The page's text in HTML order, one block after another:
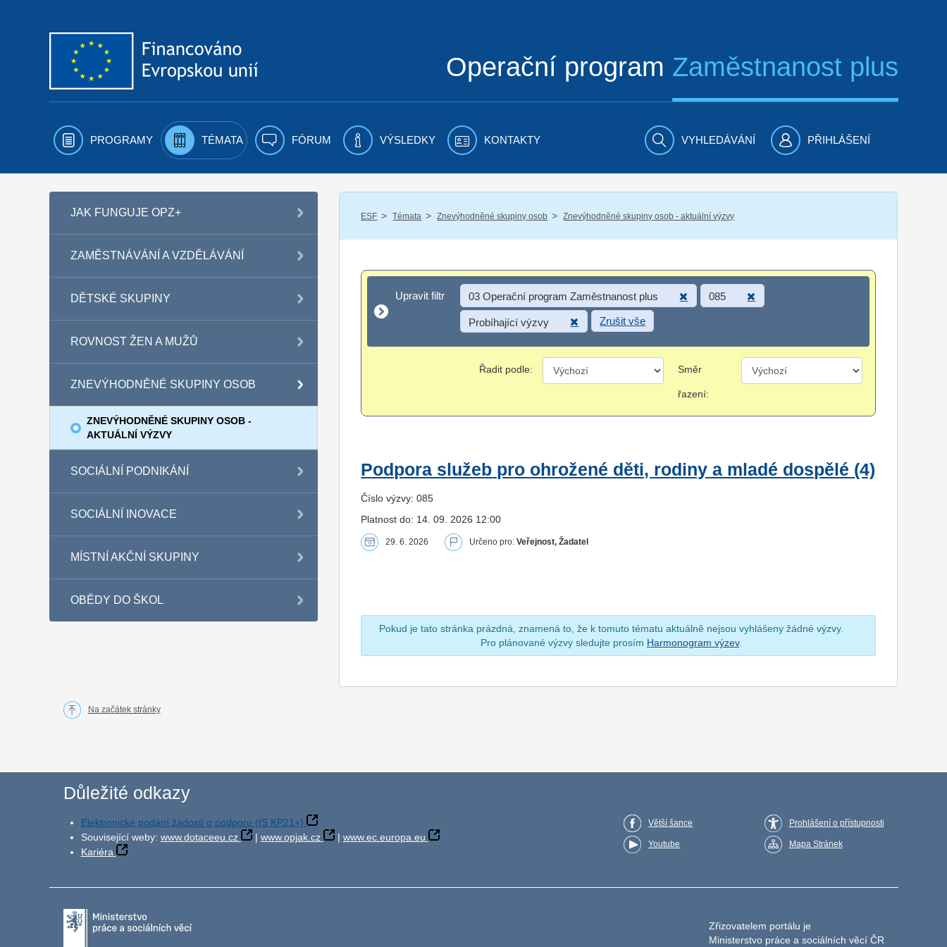
Operační program Zaměstnanost plus
PROGRAMY TÉMATA FÓRUM VÝSLEDKY KONTAKTY VYHLEDÁVÁNÍ PŘIHLÁŠENÍ
JAK FUNGUJE OPZ+
ZAMĚSTNÁVÁNÍ A VZDĚLÁVÁNÍ
DĚTSKÉ SKUPINY
ROVNOST ŽEN A MUŽŮ
ZNEVÝHODNĚNÉ SKUPINY OSOB
ZNEVÝHODNĚNÉ SKUPINY OSOB -
AKTUÁLNÍ VÝZVY
SOCIÁLNÍ PODNIKÁNÍ
SOCIÁLNÍ INOVACE
MÍSTNÍ AKČNÍ SKUPINY
OBĚDY DO ŠKOL
ESF / Témata / Znevýhodněné skupiny osob / Znevýhodněné skupiny osob - aktuální výzvy
Upravit filtr
Upravit filtr 03 Operační program Zaměstnanost plus 085
Probíhající výzvy Zrušit vše
Řadit podle: Směr
řazení:
Podpora služeb pro ohrožené děti, rodiny a mladé dospělé (4)
Číslo výzvy: 085
Platnost do: 14. 09. 2026 12:00
29. 6. 2026 Určeno pro:Veřejnost, Žadatel
Pokud je tato stránka prázdná, znamená to, že k tomuto tématu aktuálně nejsou vyhlášeny žádné výzvy.
Pro plánované výzvy sledujte prosím Harmonogram výzev.
Na začátek stránky
Důležité odkazy
Elektronické podání žádosti o podporu (IS KP21+)
Související weby: www.dotaceeu.cz | www.opjak.cz | www.ec.europa.eu
Kariéra
Větší šance
Youtube
Prohlášení o přístupnosti
Mapa Stránek
Zřizovatelem portálu je
Ministerstvo práce a sociálních věcí ČR